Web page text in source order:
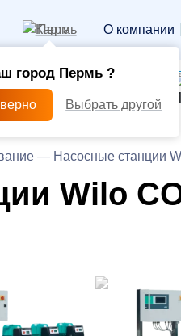
Пермь
город Пермь ?
Выбрать другой
О компании
— Насосные станции
Wilo